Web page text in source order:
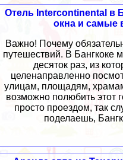
Отель Intercontinental в
окна и самые
Важно! Почему
путешествий. В Бангкоке
десяток раз, из
целенаправленно
улицам, площадям,
возможно полюбить этот
просто проездом, так
поделаешь,